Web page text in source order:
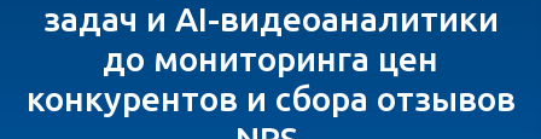
задач и AI-видеоаналитики
до мониторинга цен
конкурентов и сбора отзывов